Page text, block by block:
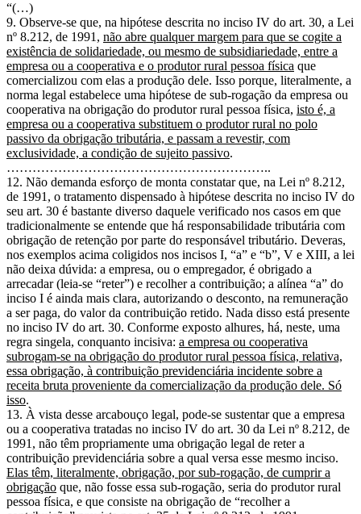
“(…)
9. Observe-se que, na hipótese descrita no inciso IV do art. 30, a Lei
nº 8.212, de 1991, não abre qualquer margem para que se cogite a
existência de solidariedade, ou mesmo de subsidiariedade, entre a
empresa ou a cooperativa e o produtor rural pessoa física que
comercializou com elas a produção dele. Isso porque, literalmente, a
norma legal estabelece uma hipótese de sub-rogação da empresa ou
cooperativa na obrigação do produtor rural pessoa física, isto é, a
empresa ou a cooperativa substituem o produtor rural no polo
passivo da obrigação tributária, e passam a revestir, com
exclusividade, a condição de sujeito passivo.
……………………………………………………..
12. Não demanda esforço de monta constatar que, na Lei nº 8.212,
de 1991, o tratamento dispensado à hipótese descrita no inciso IV do
seu art. 30 é bastante diverso daquele verificado nos casos em que
tradicionalmente se entende que há responsabilidade tributária com
obrigação de retenção por parte do responsável tributário. Deveras,
nos exemplos acima coligidos nos incisos I, “a” e “b”, V e XIII, a lei
não deixa dúvida: a empresa, ou o empregador, é obrigado a
arrecadar (leia-se “reter”) e recolher a contribuição; a alínea “a” do
inciso I é ainda mais clara, autorizando o desconto, na remuneração
a ser paga, do valor da contribuição retido. Nada disso está presente
no inciso IV do art. 30. Conforme exposto alhures, há, neste, uma
regra singela, conquanto incisiva: a empresa ou cooperativa
subrogam-se na obrigação do produtor rural pessoa física, relativa,
essa obrigação, à contribuição previdenciária incidente sobre a
receita bruta proveniente da comercialização da produção dele. Só
isso.
13. À vista desse arcabouço legal, pode-se sustentar que a empresa
ou a cooperativa tratadas no inciso IV do art. 30 da Lei nº 8.212, de
1991, não têm propriamente uma obrigação legal de reter a
contribuição previdenciária sobre a qual versa esse mesmo inciso.
Elas têm, literalmente, obrigação, por sub-rogação, de cumprir a
obrigação que, não fosse essa sub-rogação, seria do produtor rural
pessoa física, e que consiste na obrigação de “recolher a